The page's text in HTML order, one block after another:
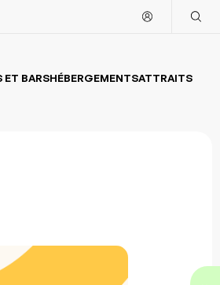
ET BARSHÉBERGEMENTSATTRAITS